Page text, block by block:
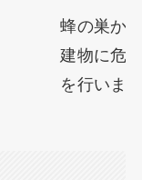
蜂の巣か
建物に危
を行いま